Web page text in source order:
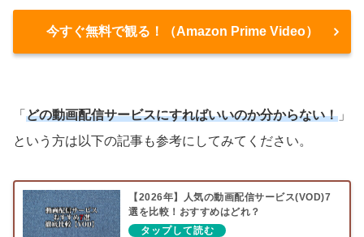
今すぐ無料で観る！（Amazon Prime Video）
「 どの動画配信サービスにすればいいのか分からない！ 」
という方は以下の記事も参考にしてみてください。
【2026年】人気の動画配信サービス(VOD)7
選を比較！おすすめはどれ？